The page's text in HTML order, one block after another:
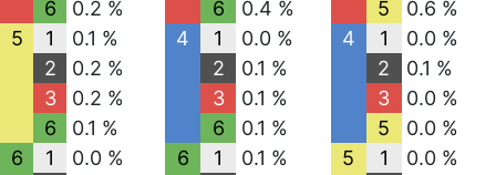
6
0.2 %
5
1
0.1 %
2
0.2 %
3
0.2 %
6
0.1 %
6
1
0.0 %
6
0.4 %
4
1
0.0 %
2
0.1 %
3
0.1 %
6
0.1 %
6
1
0.1 %
5
0.6 %
4
1
0.0 %
2
0.1 %
3
0.0 %
5
0.0 %
5
1
0.0 %